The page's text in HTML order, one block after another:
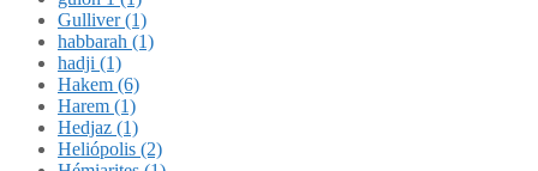
Gulliver (1)
habbarah (1)
hadji (1)
Hakem (6)
Harem (1)
Hedjaz (1)
Heliópolis (2)